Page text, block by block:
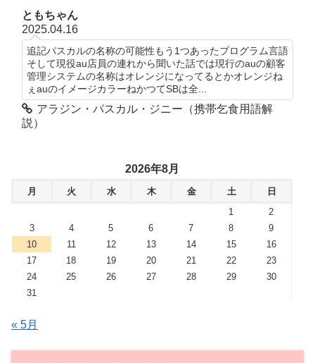
ともちゃん
2025.04.16
追記パスカルの名称の可能性もう1つあったプログラム言語
そして現役au店員の連れから聞いた話では現行のauの顧客
管理システムの名称はオレンジになってるとかオレンジね
ぇauのイメージカラーねかつてSBは全...
アラジン・パスカル・ジニー（携帯乞食用語解
説）
2026年8月
月 火 水 木 金 土
日
1
2
3
4 5 6 7 8
9
10
11 12 13 14 15
16
17
18 19 20 21 22
23
24
25 26 27 28 29
30
31
« 5月